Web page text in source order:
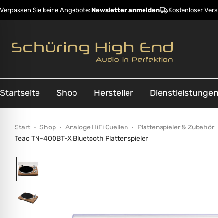
Verpassen Sie keine Angebote: Newsletter anmelden Kostenloser
Startseite Shop Hersteller Dienstleistungen
Start Shop Analoge HiFi Quellen Plattenspieler & Zubehör
Teac TN-400BT-X Bluetooth Plattenspieler